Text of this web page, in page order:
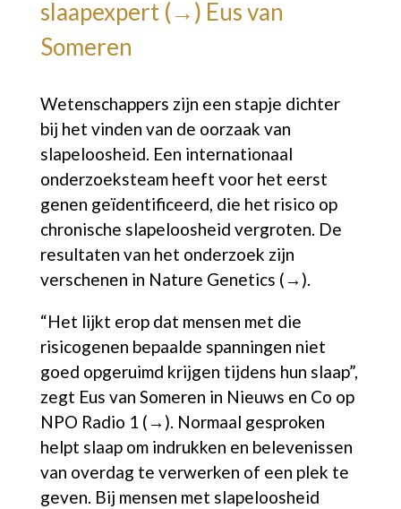
slaapexpert (→) Eus van
Someren
Wetenschappers zijn een stapje dichter
bij het vinden van de oorzaak van
slapeloosheid. Een internationaal
onderzoeksteam heeft voor het eerst
genen geïdentificeerd, die het risico op
chronische slapeloosheid vergroten. De
resultaten van het onderzoek zijn
verschenen in Nature Genetics (→).
“Het lijkt erop dat mensen met die
risicogenen bepaalde spanningen niet
goed opgeruimd krijgen tijdens hun slaap”,
zegt Eus van Someren in Nieuws en Co op
NPO Radio 1 (→). Normaal gesproken
helpt slaap om indrukken en belevenissen
van overdag te verwerken of een plek te
geven. Bij mensen met slapeloosheid